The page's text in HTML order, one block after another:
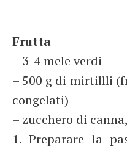
Frutta
– 3-4 mele verdi
– 500 g di mirtillli
congelati)
– zucchero di
1. Preparare la